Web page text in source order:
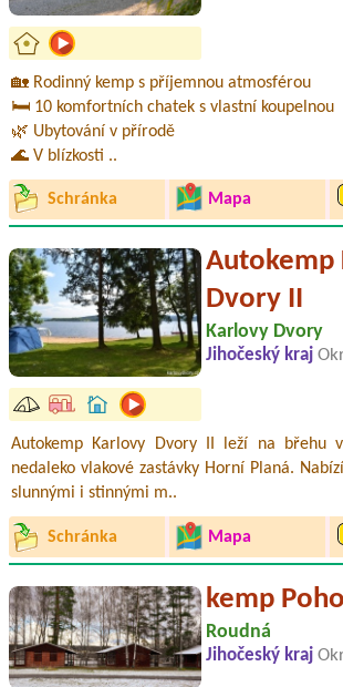
🏡 Rodinný kemp s příjemnou atmosférou
🛏️ 10 komfortních chatek s vlastní koupelnou
🌿 Ubytování v přírodě
🌊 V blízkosti ..
Schránka Mapa
Autokemp
Dvory II
Karlovy Dvory
Jihočeský kraj
Autokemp Karlovy Dvory II leží na břehu
nedaleko vlakové zastávky Horní Planá.
slunnými i stinnými m..
Schránka Mapa
kemp
Roudná
Jihočeský kraj